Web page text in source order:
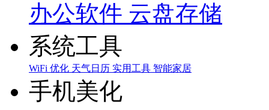
办公软件 云盘存储
系统工具
WiFi 优化 天气日历 实用工具 智能家居
手机美化